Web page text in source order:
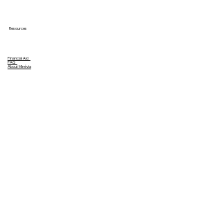
Resources
Financial Aid
FAQ
About Minévia